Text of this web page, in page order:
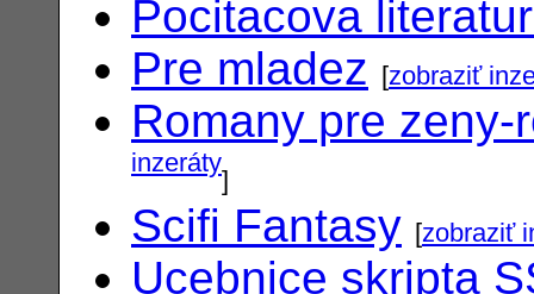
Pocitacova
Pre mladez
[zobraziť
Romany pre
inzeráty]
Scifi Fantasy [zobraziť
Ucebnice skripta